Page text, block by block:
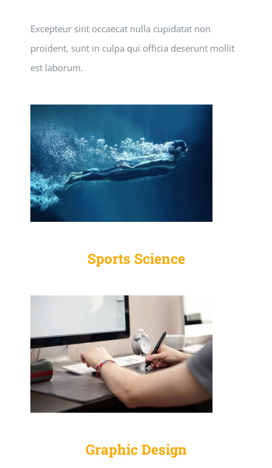
Excepteur sint occaecat nulla cupidatat non
proident, sunt in culpa qui officia deserunt mollit
est laborum.
Sports Science
Graphic Design